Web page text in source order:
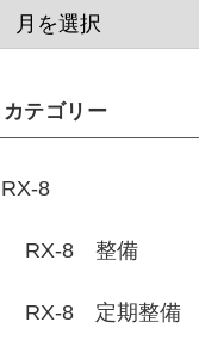
カテゴリー
RX-8
RX-8 整備
RX-8 定期整備